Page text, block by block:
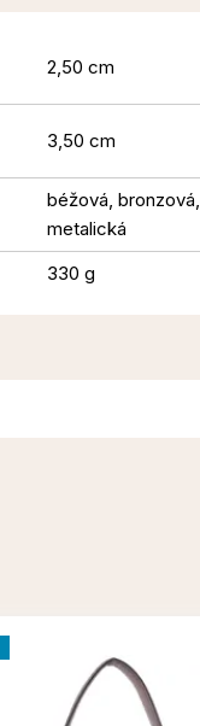
2,50 cm
3,50 cm
béžová, bronzová,
metalická
330 g